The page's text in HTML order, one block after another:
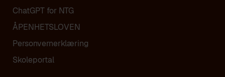
ChatGPT for NTG
ÅPENHETSLOVEN
Personvern­erklæring
Skoleportal